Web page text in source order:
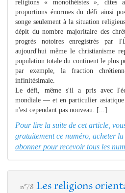
religions « monothéistes », dites
proportions énormes du défi ainsi
songe seulement à la situation
dépit du nombre majoritaire des
progrès notoires enregistrés par
aujourd'hui même le christianisme
population totale du continent le plus
par exemple, la fraction
infinitésimale.
Le défi, même s'il a pris avec
mondiale — et en particulier
n'est cependant pas nouveau. [...]
Pour lire la suite de cet article,
gratuitement ce numéro, acheter
abonner pour recevoir tous les
n°78 Les religions